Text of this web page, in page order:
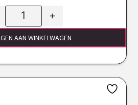
+
AAN WINKELWAGEN